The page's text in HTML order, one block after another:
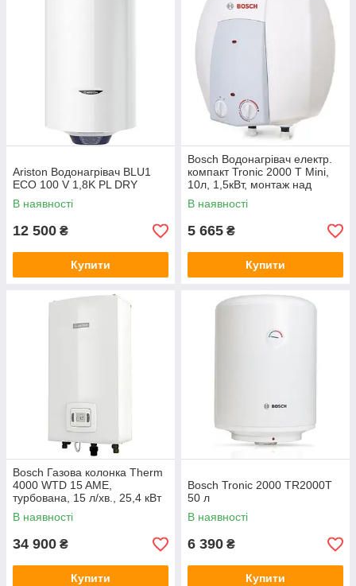
Ariston Водонагрівач BLU1
ECO 100 V 1,8K PL DRY
В наявності
12 500 ₴
Купити
Bosch Водонагрівач електр.
компакт Tronic 2000 T Mini,
10л, 1,5кВт, монтаж над
мийкою, мех. кер-ння, B,
білий
В наявності
5 665 ₴
Купити
Bosch Газова колонка Therm
4000 WTD 15 AME,
турбована, 15 л/хв., 25,4 кВт
В наявності
34 900 ₴
Купити
Bosch Tronic 2000 TR2000T
50 л
В наявності
6 390 ₴
Купити